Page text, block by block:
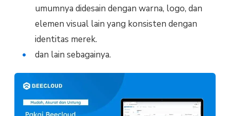
umumnya didesain dengan warna, logo, dan
elemen visual lain yang konsisten dengan
identitas merek.
dan lain sebagainya.